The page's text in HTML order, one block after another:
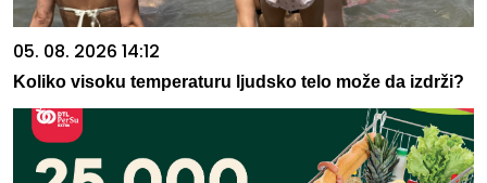
05. 08. 2026 14:12
Koliko visoku temperaturu ljudsko telo može da izdrži?